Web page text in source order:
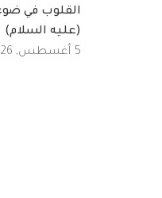
القلوب في
(عليه السلام)
5 أغسطس, 2026